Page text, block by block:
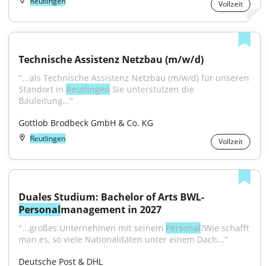
Vollzeit
Technische Assistenz Netzbau (m/w/d)
"...als Technische Assistenz Netzbau (m/w/d) für unseren
Standort in Reutlingen Sie unterstützen die
Bauleitung..."
Gottlob Brodbeck GmbH & Co. KG
Reutlingen Vollzeit
Duales Studium: Bachelor of Arts BWL-
Personalmanagement in 2027
"...großes Unternehmen mit seinem Personal?Wie schafft
man es, so viele Nationalitäten unter einem Dach..."
Deutsche Post & DHL